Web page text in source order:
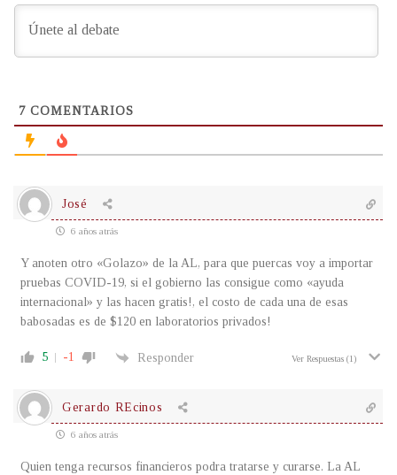
7 COMENTARIOS
José
6 años atrás
Y anoten otro «Golazo» de la AL, para que puercas voy a importar
pruebas COVID-19, si el gobierno las consigue como «ayuda
internacional» y las hacen gratis!, el costo de cada una de esas
babosadas es de $120 en laboratorios privados!
5 -1 Responder Ver Respuestas (1)
Gerardo REcinos
6 años atrás
Quien tenga recursos financieros podra tratarse y curarse. La AL